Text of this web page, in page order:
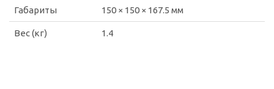
Габариты 150 × 150 × 167.5 мм
Вес (кг) 1.4